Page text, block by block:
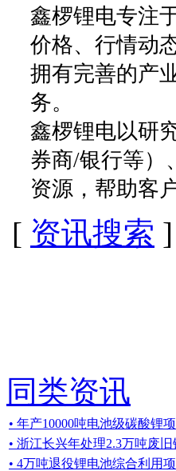
鑫椤锂电专注
价格、行情动
拥有完善的产
务。
鑫椤锂电以研
券商/银行等）
资源，帮助客
[ 资讯搜索
同类资讯
• 年产10000吨电池级碳酸锂
• 浙江长兴年处理2.3万吨废
• 4万吨退役锂电池综合利用